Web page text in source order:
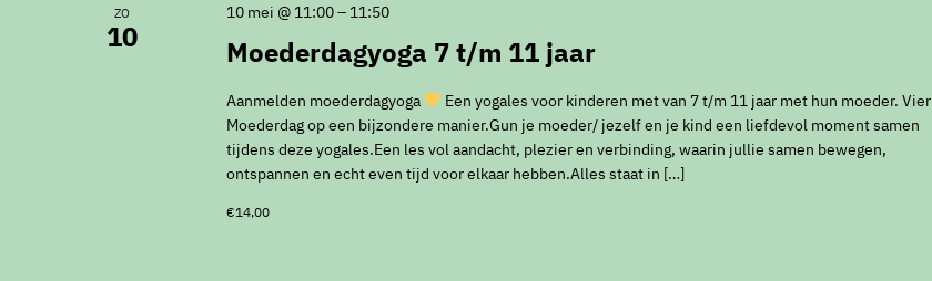
ZO
10 Moederdagyoga 7 t/m 11 jaar
10 mei @ 11:00– 11:50
Aanmelden moederdagyoga
Een yogales voor kinderen met van 7 t/m 11 jaar met hun moeder. Vier
Moederdag op een bijzondere manier.Gun je moeder/ jezelf en je kind een liefdevol moment samen
tijdens deze yogales.Een les vol aandacht, plezier en verbinding, waarin jullie samen bewegen,
ontspannen en echt even tijd voor elkaar hebben.Alles staat in […]
€14,00